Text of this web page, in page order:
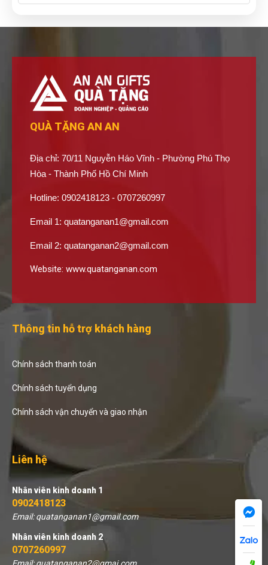
QUÀ TẶNG AN AN
Địa chỉ: 70/11 Nguyễn Háo Vĩnh - Phường Phú Thọ
Hòa - Thành Phố Hồ Chí Minh
Hotline: 0902418123 - 0707260997
Email 1: quatanganan1@gmail.com
Email 2: quatanganan2@gmail.com
Website: www.quatanganan.com
Thông tin hỗ trợ khách hàng
Chính sách thanh toán
Chính sách tuyển dụng
Chính sách vận chuyển và giao nhận
Liên hệ
Nhân viên kinh doanh 1
0902418123
Email: quatanganan1@gmail.com
Nhân viên kinh doanh 2
0707260997